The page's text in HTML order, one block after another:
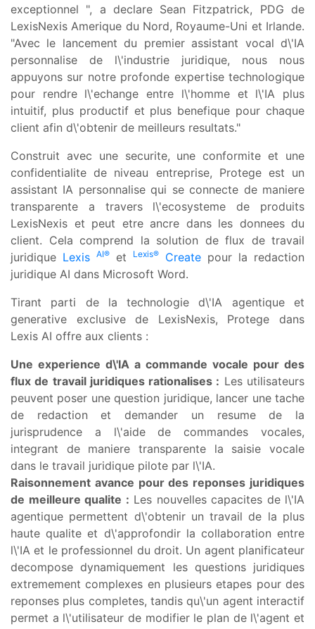
exceptionnel ", a declare Sean Fitzpatrick, PDG de
LexisNexis Amerique du Nord, Royaume-Uni et Irlande.
"Avec le lancement du premier assistant vocal d\'IA
personnalise de l\'industrie juridique, nous nous
appuyons sur notre profonde expertise technologique
pour rendre l\'echange entre l\'homme et l\'IA plus
intuitif, plus productif et plus benefique pour chaque
client afin d\'obtenir de meilleurs resultats."
Construit avec une securite, une conformite et une
confidentialite de niveau entreprise, Protege est un
assistant IA personnalise qui se connecte de maniere
transparente a travers l\'ecosysteme de produits
LexisNexis et peut etre ancre dans les donnees du
client. Cela comprend la solution de flux de travail
juridique Lexis AI® et Lexis® Create pour la redaction
juridique AI dans Microsoft Word.
Tirant parti de la technologie d\'IA agentique et
generative exclusive de LexisNexis, Protege dans
Lexis AI offre aux clients :
Une experience d\'IA a commande vocale pour des
flux de travail juridiques rationalises : Les utilisateurs
peuvent poser une question juridique, lancer une tache
de redaction et demander un resume de la
jurisprudence a l\'aide de commandes vocales,
integrant de maniere transparente la saisie vocale
dans le travail juridique pilote par l\'IA.
Raisonnement avance pour des reponses juridiques
de meilleure qualite : Les nouvelles capacites de l\'IA
agentique permettent d\'obtenir un travail de la plus
haute qualite et d\'approfondir la collaboration entre
l\'IA et le professionnel du droit. Un agent planificateur
decompose dynamiquement les questions juridiques
extremement complexes en plusieurs etapes pour des
reponses plus completes, tandis qu\'un agent interactif
permet a l\'utilisateur de modifier le plan de l\'agent et